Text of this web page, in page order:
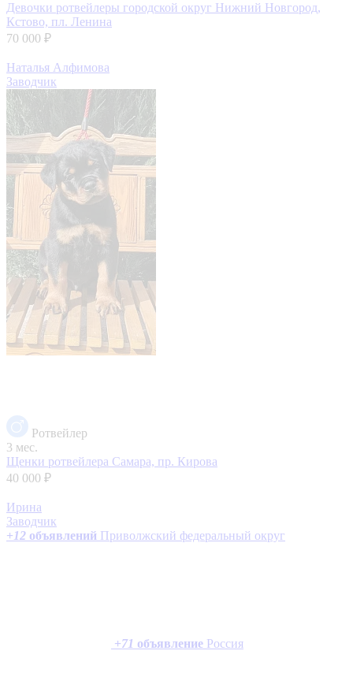
Девочки ротвейлеры городской округ Нижний Новгород,
Кстово, пл. Ленина
70 000 ₽
Наталья Алфимова
Заводчик
Ротвейлер
3 мес.
Щенки ротвейлера Самара, пр. Кирова
40 000 ₽
Ирина
Заводчик
+12 объявлений Приволжский федеральный округ
+71 объявление Россия